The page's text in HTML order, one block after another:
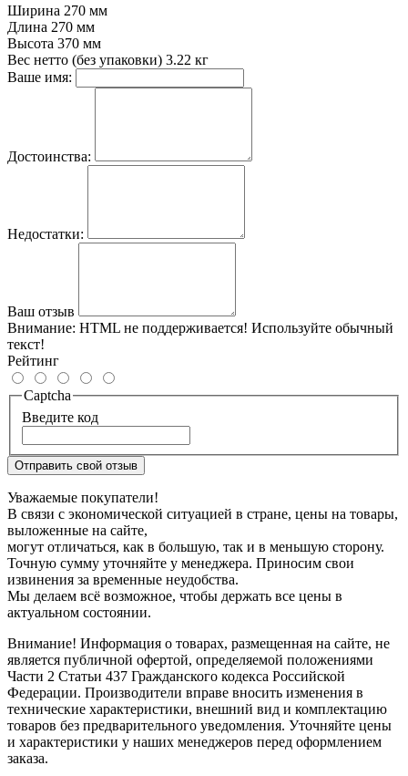
Ширина 270 мм
Длина 270 мм
Высота 370 мм
Вес нетто (без упаковки) 3.22 кг
Ваше имя:
Достоинства:
Недостатки:
Ваш отзыв
Внимание: HTML не поддерживается! Используйте обычный
текст!
Рейтинг
Captcha
Введите код
Отправить свой отзыв
Уважаемые покупатели!
В связи с экономической ситуацией в стране, цены на товары,
выложенные на сайте,
могут отличаться, как в большую, так и в меньшую сторону.
Точную сумму уточняйте у менеджера. Приносим свои
извинения за временные неудобства.
Мы делаем всё возможное, чтобы держать все цены в
актуальном состоянии.
Внимание! Информация о товарах, размещенная на сайте, не
является публичной офертой, определяемой положениями
Части 2 Статьи 437 Гражданского кодекса Российской
Федерации. Производители вправе вносить изменения в
технические характеристики, внешний вид и комплектацию
товаров без предварительного уведомления. Уточняйте цены
и характеристики у наших менеджеров перед оформлением
заказа.